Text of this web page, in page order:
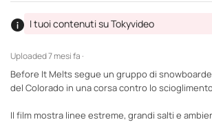
Uploaded7 mesi fa ·
I tuoi contenuti su Tokyvideo
Before It Melts segue un gruppo di
del Colorado in una corsa contro lo
Il film mostra linee estreme, grandi salti e